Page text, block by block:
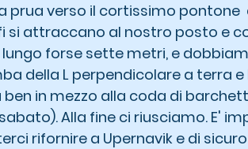
prua verso il cortissimo pontone
attraccano al nostro posto e
lungo forse sette metri, e
della L perpendicolare a terra e
in mezzo alla coda di
Alla fine ci riusciamo. E'
rifornire a Upernavik e di